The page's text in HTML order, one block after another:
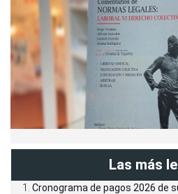
Las más
Cronograma de pagos 2026 de